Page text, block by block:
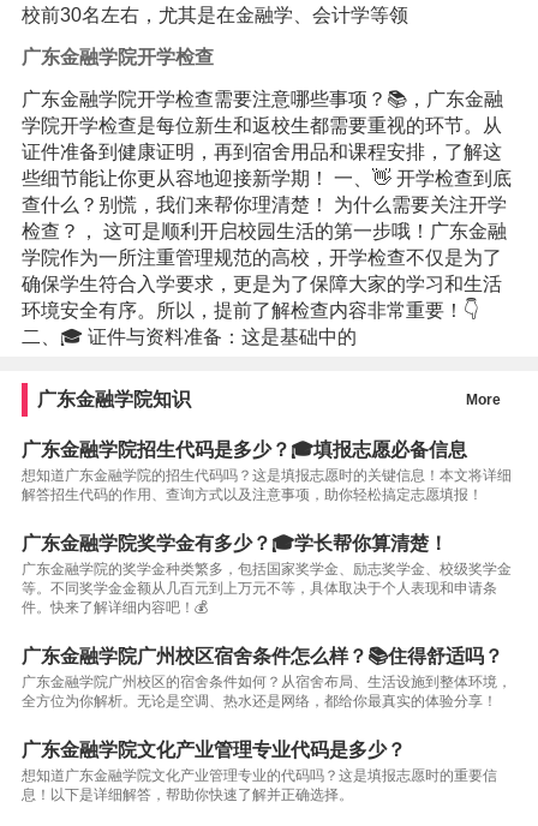
校前30名左右，尤其是在金融学、会计学等领
广东金融学院开学检查
广东金融学院开学检查需要注意哪些事项？📚，广东金融
学院开学检查是每位新生和返校生都需要重视的环节。从
证件准备到健康证明，再到宿舍用品和课程安排，了解这
些细节能让你更从容地迎接新学期！ 一、👋 开学检查到底
查什么？别慌，我们来帮你理清楚！ 为什么需要关注开学
检查？， 这可是顺利开启校园生活的第一步哦！广东金融
学院作为一所注重管理规范的高校，开学检查不仅是为了
确保学生符合入学要求，更是为了保障大家的学习和生活
环境安全有序。所以，提前了解检查内容非常重要！👇
二、🎓 证件与资料准备：这是基础中的
广东金融学院知识 More
广东金融学院招生代码是多少？🎓填报志愿必备信息
想知道广东金融学院的招生代码吗？这是填报志愿时的关键信息！本文将详细
解答招生代码的作用、查询方式以及注意事项，助你轻松搞定志愿填报！
广东金融学院奖学金有多少？🎓学长帮你算清楚！
广东金融学院的奖学金种类繁多，包括国家奖学金、励志奖学金、校级奖学金
等。不同奖学金金额从几百元到上万元不等，具体取决于个人表现和申请条
件。快来了解详细内容吧！💰
广东金融学院广州校区宿舍条件怎么样？📚住得舒适吗？
广东金融学院广州校区的宿舍条件如何？从宿舍布局、生活设施到整体环境，
全方位为你解析。无论是空调、热水还是网络，都给你最真实的体验分享！
广东金融学院文化产业管理专业代码是多少？
想知道广东金融学院文化产业管理专业的代码吗？这是填报志愿时的重要信
息！以下是详细解答，帮助你快速了解并正确选择。